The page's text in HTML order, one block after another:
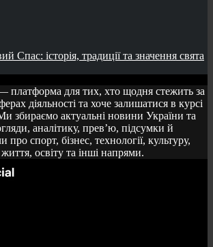
Спас: історія, традиції та значення свята
платформа для тих, хто щодня стежить за
діяльності та хоче залишатися в курсі
збираємо актуальні новини України та
аналітику, прев’ю, підсумки й
про спорт, бізнес, технології, культуру,
освіту та інші напрями.